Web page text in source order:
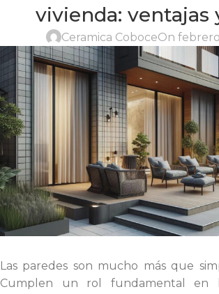
vivienda: ventajas
Ceramica CoboceOn
Las paredes son mucho más que
Cumplen un rol fundamental en